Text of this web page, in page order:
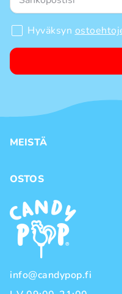
Hyväksyn
MEISTÄ
Kanta-asiakasohjelma
Tuotemerkit
OSTOS
Maksutavat
Toimitustavat
Käyttöehdot
Tietosuojakäytäntö
info@candypop.fi